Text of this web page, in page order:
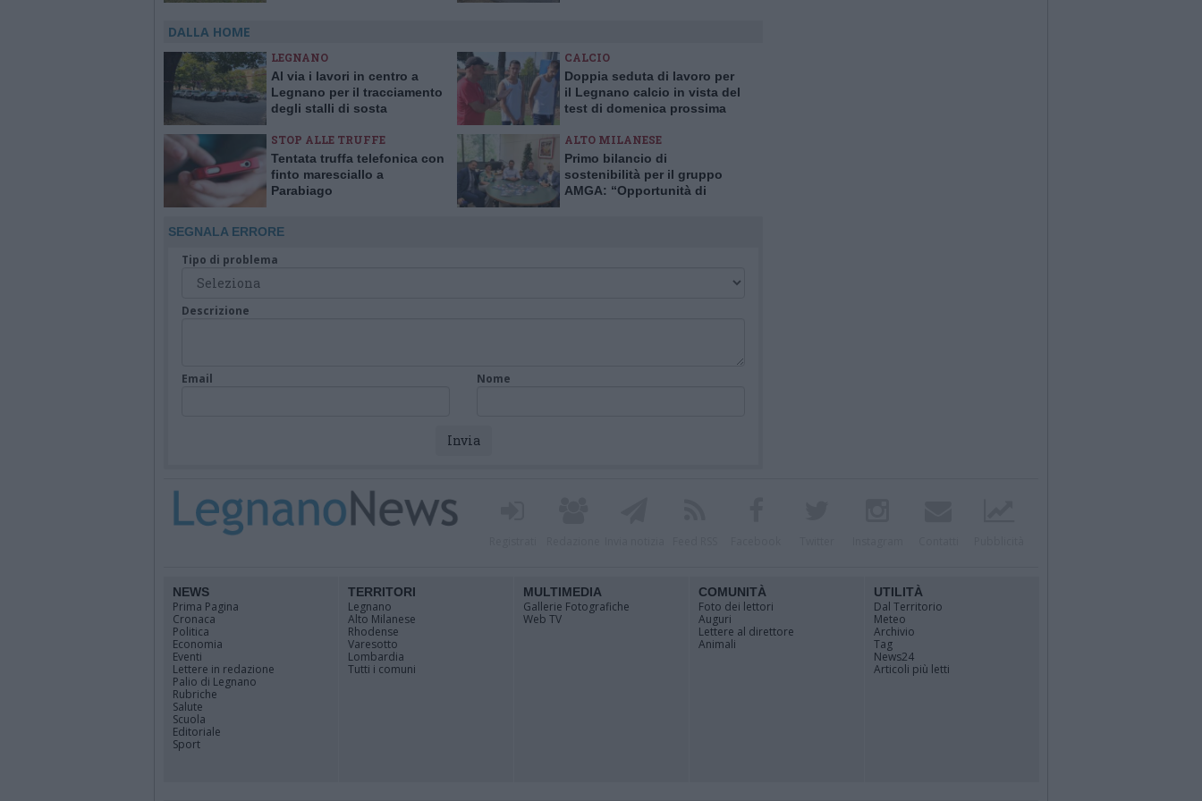
DALLA HOME
LEGNANO
Al via i lavori in centro a
Legnano per il tracciamento
degli stalli di sosta
CALCIO
Doppia seduta di lavoro per
il Legnano calcio in vista del
test di domenica prossima
STOP ALLE TRUFFE
Tentata truffa telefonica con
finto maresciallo a
Parabiago
ALTO MILANESE
Primo bilancio di
sostenibilità per il gruppo
AMGA: “Opportunità di
SEGNALA ERRORE
Tipo di problema
Descrizione
Email Nome
NEWS
Prima Pagina
Cronaca
Politica
Economia
Eventi
Lettere in redazione
Palio di Legnano
Rubriche
Salute
Scuola
Editoriale
Sport
TERRITORI
Legnano
Alto Milanese
Rhodense
Varesotto
Lombardia
Tutti i comuni
MULTIMEDIA
Gallerie Fotografiche
Web TV
COMUNITÀ
Foto dei lettori
Auguri
Lettere al direttore
Animali
UTILITÀ
Dal Territorio
Meteo
Archivio
Tag
News24
Articoli più letti